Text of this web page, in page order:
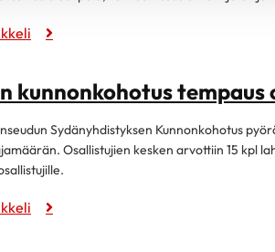
kunnonkohotus
Sydänyhdistyksen Kunnonkohotus
Osallistujien kesken arvottiin 15 kpl